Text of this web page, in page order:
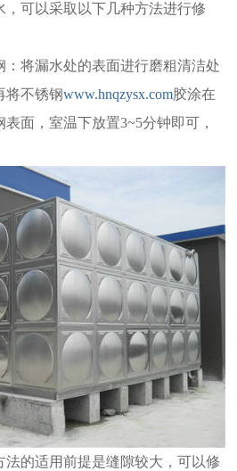
，可以采取以下几种方法进行修
：将漏水处的表面进行磨粗清洁处
将不锈钢www.hnqzysx.com胶涂在
面，室温下放置3~5分钟即可，
法的适用前提是缝隙较大，可以修